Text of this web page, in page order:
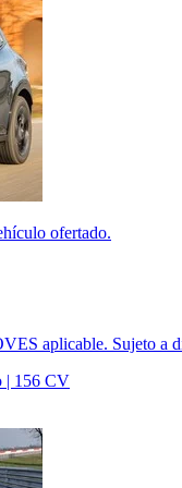
ofertado.
aplicable. Sujeto a
| 156 CV